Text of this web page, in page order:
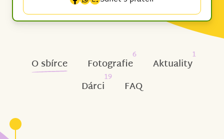
O sbírce Fotografie
6
Aktuality
1
Dárci
19
FAQ